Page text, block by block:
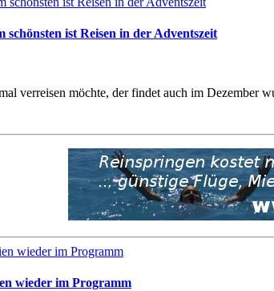
schönsten ist Reisen in der Adventszeit
verreisen möchte, der findet auch im Dezember
wieder im Programm